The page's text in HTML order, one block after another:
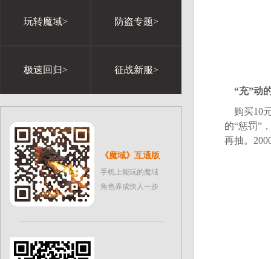
玩转魔域> 防盗专题>
极速回归> 征战新服>
《魔域》互通版
手机上能玩的魔域
角色养成快人一步
“充”动
购买10
的“惩罚”
再抽。